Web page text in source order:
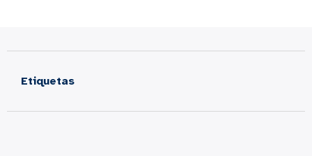
Etiquetas